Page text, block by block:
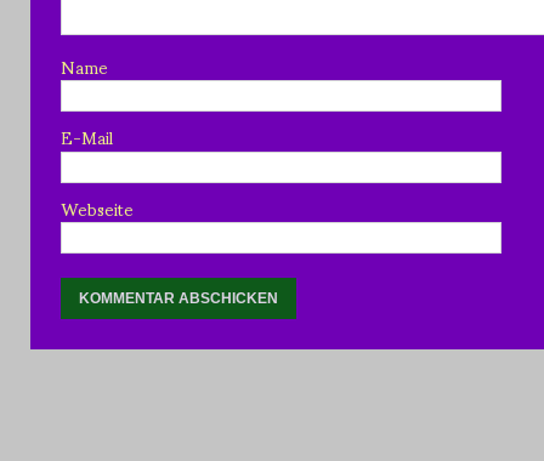
Name
E-Mail
Webseite